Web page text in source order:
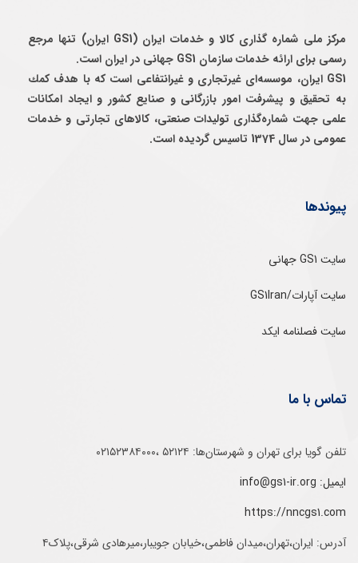
مرکز ملی شماره گذاری کالا و خدمات ایران (GS1 ایران) تنها مرجع
رسمی برای ارائه خدمات سازمان GS1 جهانی در ایران است.
GS1 ایران، موسسه‌ای غيرتجاری و غيرانتفاعی است كه با هدف كمك
به تحقيق و پيشرفت امور بازرگانی و صنايع كشور و ايجاد امكانات
علمی جهت شماره‌گذاری توليدات صنعتی، كالاهای تجارتی و خدمات
عمومی در سال 1374 تاسيس گرديده است.
پیوندها
سایت GS1 جهانی
سایت آپارات/GS1Iran
سایت فصلنامه ایکد
تماس با ما
تلفن‌ گویا برای‌ تهران‌‌ و‌ شهرستان‌ها:‌ ۵۲۱۲۴ ،۰۲۱۵۲۳۸۴۰۰۰
ایمیل: info@gs1-ir.org
https://nncgs1.com
آدرس: ایران،تهران،میدان فاطمی،خیابان جویبار،میرهادی شرقی،پلاک۴